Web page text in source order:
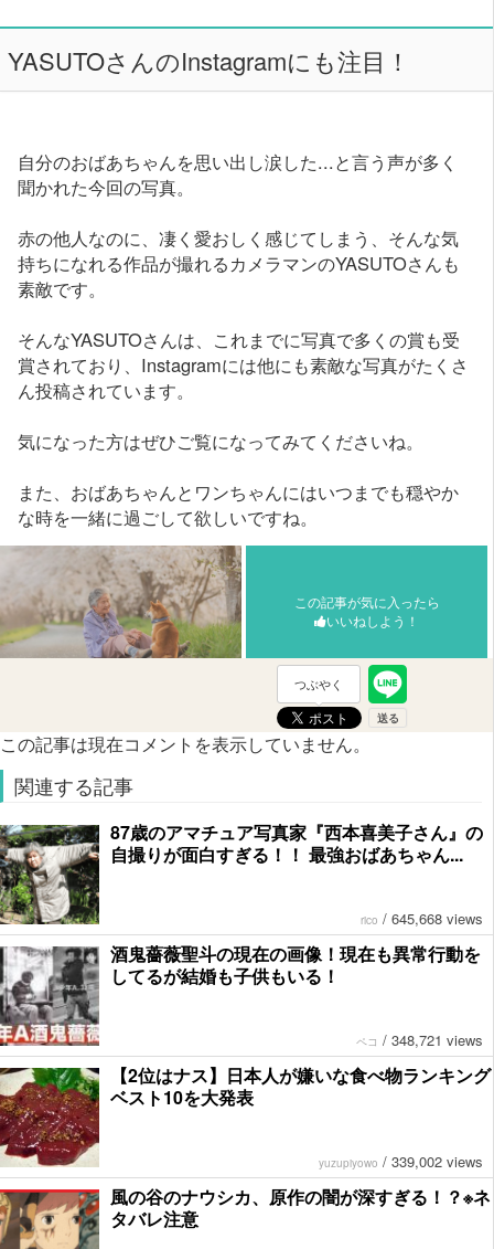
YASUTOさんのInstagramにも注目！
自分のおばあちゃんを思い出し涙した...と言う声が多く
聞かれた今回の写真。
赤の他人なのに、凄く愛おしく感じてしまう、そんな気
持ちになれる作品が撮れるカメラマンのYASUTOさんも
素敵です。
そんなYASUTOさんは、これまでに写真で多くの賞も受
賞されており、Instagramには他にも素敵な写真がたくさ
ん投稿されています。
気になった方はぜひご覧になってみてくださいね。
また、おばあちゃんとワンちゃんにはいつまでも穏やか
な時を一緒に過ごして欲しいですね。
この記事が気に入ったら
いいねしよう！
つぶやく
この記事は現在コメントを表示していません。
関連する記事
87歳のアマチュア写真家『西本喜美子さん』の
自撮りが面白すぎる！！ 最強おばあちゃん...
rico / 645,668 views
酒鬼薔薇聖斗の現在の画像！現在も異常行動を
してるが結婚も子供もいる！
ペコ / 348,721 views
【2位はナス】日本人が嫌いな食べ物ランキング
ベスト10を大発表
yuzupiyowo / 339,002 views
風の谷のナウシカ、原作の闇が深すぎる！？※ネ
タバレ注意